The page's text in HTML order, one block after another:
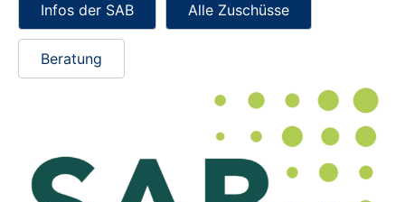
Infos der SAB Alle Zuschüsse
Beratung